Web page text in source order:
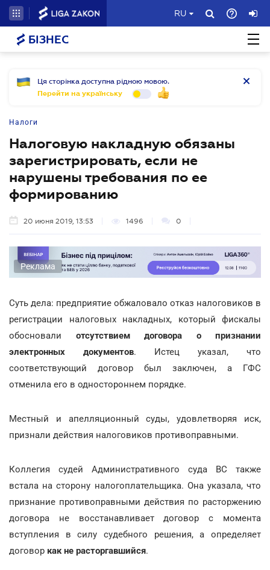
RU
БІЗНЕС
Ця сторінка доступна рідною мовою.
Перейти на українську
Налоги
Налоговую накладную обязаны
зарегистрировать, если не
нарушены требования по ее
формированию
20 июня 2019, 13:53 1496 0
Реклама
Суть дела: предприятие обжаловало отказ налоговиков в
регистрации налоговых накладных, который фискалы
обосновали отсутствием договора о признании
электронных документов. Истец указал, что
соответствующий договор был заключен, а ГФС
отменила его в одностороннем порядке.
Местный и апелляционный суды, удовлетворяя иск,
признали действия налоговиков противоправными.
Коллегия судей Административного суда ВС также
встала на сторону налогоплательщика. Она указала, что
признание противоправными действия по расторжению
договора не восстанавливает договор с момента
вступления в силу судебного решения, а определяет
договор как не расторгавшийся.